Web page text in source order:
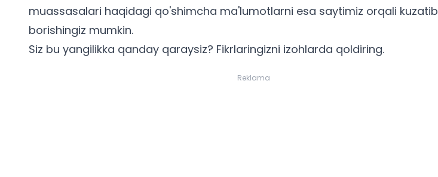
muassasalari haqidagi qo'shimcha ma'lumotlarni esa saytimiz orqali kuzatib
borishingiz mumkin.
Siz bu yangilikka qanday qaraysiz? Fikrlaringizni izohlarda qoldiring.
Reklama